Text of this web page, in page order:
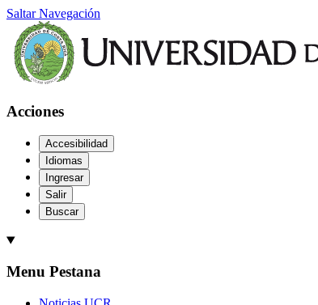
Saltar Navegación
Acciones
Accesibilidad
Idiomas
Ingresar
Salir
Buscar
Menu Pestana